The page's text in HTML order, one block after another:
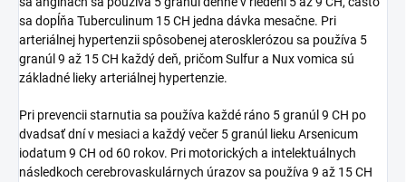
sa dopĺňa Tuberculinum 15 CH jedna dávka mesačne. Pri
arteriálnej hypertenzii spôsobenej aterosklerózou sa používa 5
granúl 9 až 15 CH každý deň, pričom Sulfur a Nux vomica sú
základné lieky arteriálnej hypertenzie.
Pri prevencii starnutia sa používa každé ráno 5 granúl 9 CH po
dvadsať dní v mesiaci a každý večer 5 granúl lieku Arsenicum
iodatum 9 CH od 60 rokov. Pri motorických a intelektuálnych
následkoch cerebrovaskulárnych úrazov sa používa 9 až 15 CH